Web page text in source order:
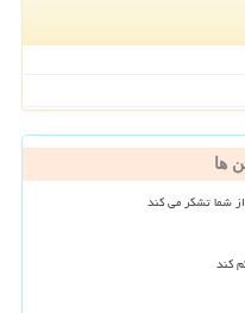
ها
از شما تشکر می کند
کند